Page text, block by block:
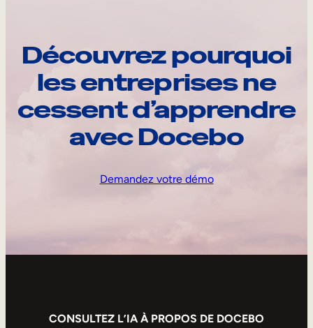
Découvrez pourquoi
les entreprises ne
cessent d’apprendre
avec Docebo
Demandez votre démo
CONSULTEZ L’IA À PROPOS DE DOCEBO